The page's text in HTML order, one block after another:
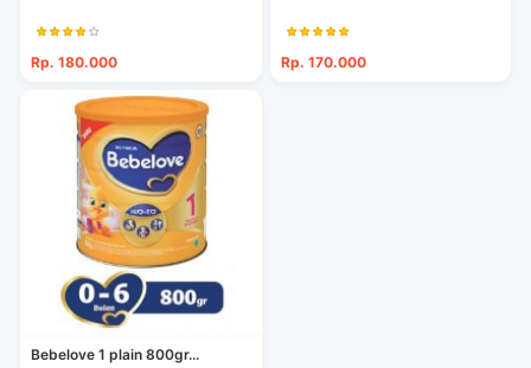
Rp. 180.000 Rp. 170.000
Bebelove 1 plain 800gr...